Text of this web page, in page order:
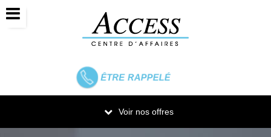
ÊTRE RAPPELÉ
Voir nos offres